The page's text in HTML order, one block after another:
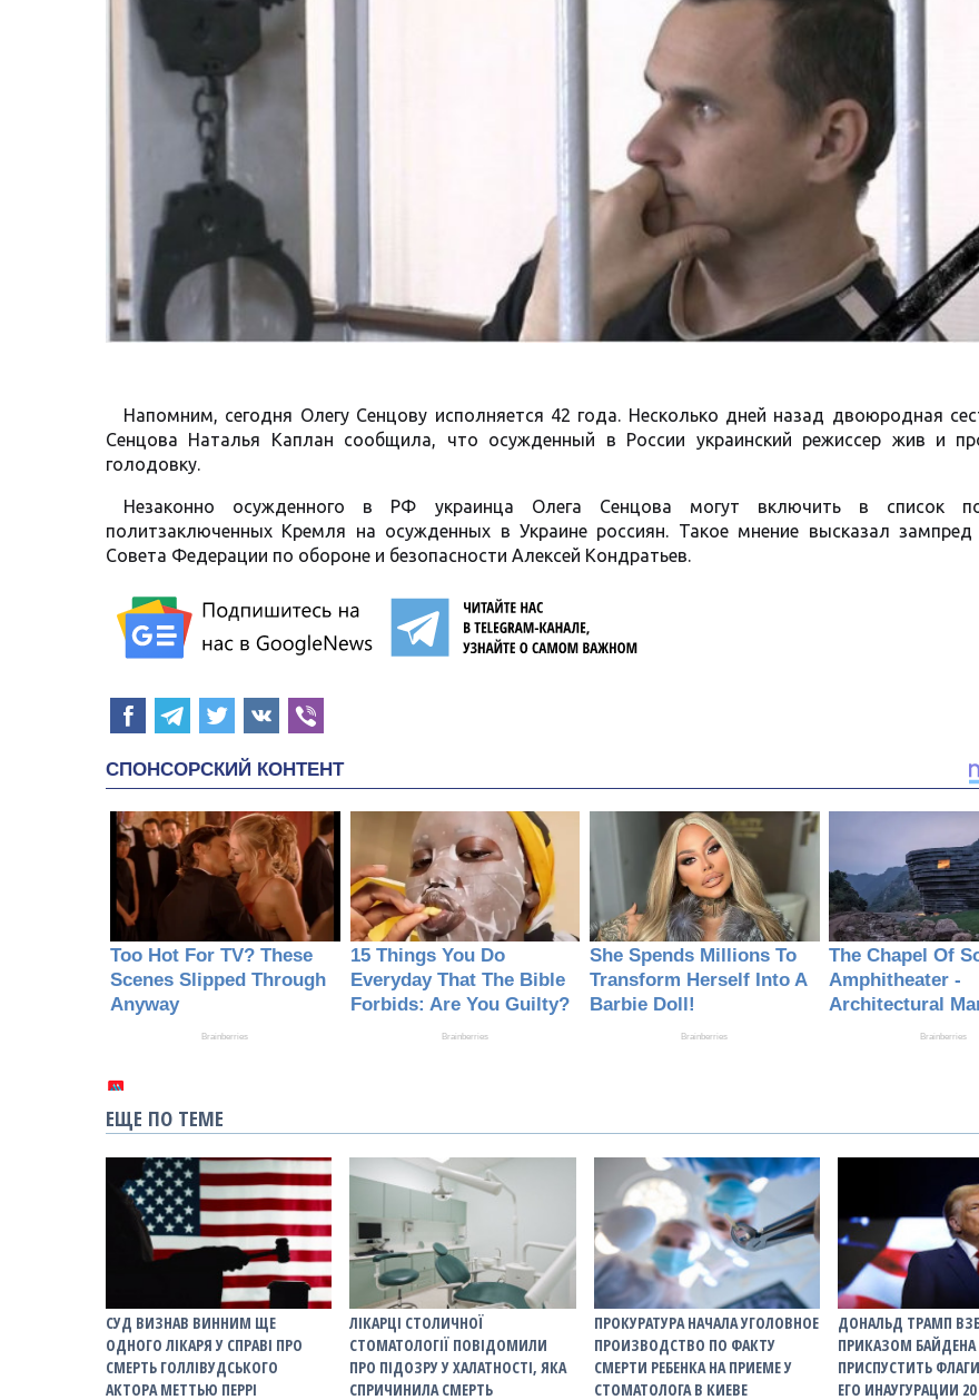
Напомним, сегодня Олегу Сенцову исполняется 42 года. Несколько дней назад двоюродная
Сенцова Наталья Каплан сообщила, что осужденный в России украинский режиссер жив и
голодовку.
Незаконно осужденного в РФ украинца Олега Сенцова могут включить в список
политзаключенных Кремля на осужденных в Украине россиян. Такое мнение высказал зампред
Совета Федерации по обороне и безопасности Алексей Кондратьев.
ЕЩЕ ПО ТЕМЕ
СУД ВИЗНАВ ВИННИМ ЩЕ
ОДНОГО ЛІКАРЯ У СПРАВІ ПРО
СМЕРТЬ ГОЛЛІВУДСЬКОГО
АКТОРА МЕТТЬЮ ПЕРРІ
ЛІКАРЦІ СТОЛИЧНОЇ
СТОМАТОЛОГІЇ ПОВІДОМИЛИ
ПРО ПІДОЗРУ У ХАЛАТНОСТІ, ЯКА
СПРИЧИНИЛА СМЕРТЬ
ПРОКУРАТУРА НАЧАЛА УГОЛОВНОЕ
ПРОИЗВОДСТВО ПО ФАКТУ
СМЕРТИ РЕБЕНКА НА ПРИЕМЕ У
СТОМАТОЛОГА В КИЕВЕ
ДОНАЛЬД ТРАМП
ПРИКАЗОМ БАЙДЕНА
ПРИСПУСТИТЬ
ЕГО ИНАУГУРАЦИИ